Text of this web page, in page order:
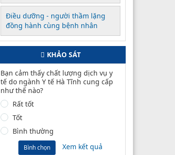
Điều dưỡng - người thầm lặng
đồng hành cùng bệnh nhân
KHẢO SÁT
Bạn cảm thấy chất lượng dịch vụ y
tế do ngành Y tế Hà Tĩnh cung cấp
như thế nào?
Rất tốt
Tốt
Bình thường
Bình chọn Xem kết quả